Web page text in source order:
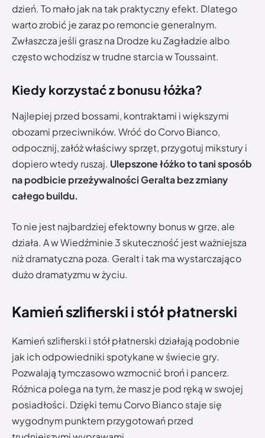
dzień. To mało jak na tak praktyczny efekt. Dlatego
warto zrobić je zaraz po remoncie generalnym.
Zwłaszcza jeśli grasz na Drodze ku Zagładzie albo
często wchodzisz w trudne starcia w Toussaint.
Kiedy korzystać z bonusu łóżka?
Najlepiej przed bossami, kontraktami i większymi
obozami przeciwników. Wróć do Corvo Bianco,
odpocznij, załóż właściwy sprzęt, przygotuj mikstury i
dopiero wtedy ruszaj. Ulepszone łóżko to tani sposób
na podbicie przeżywalności Geralta bez zmiany
całego buildu.
To nie jest najbardziej efektowny bonus w grze, ale
działa. A w Wiedźminie 3 skuteczność jest ważniejsza
niż dramatyczna poza. Geralt i tak ma wystarczająco
dużo dramatyzmu w życiu.
Kamień szlifierski i stół płatnerski
Kamień szlifierski i stół płatnerski działają podobnie
jak ich odpowiedniki spotykane w świecie gry.
Pozwalają tymczasowo wzmocnić broń i pancerz.
Różnica polega na tym, że masz je pod ręką w swojej
posiadłości. Dzięki temu Corvo Bianco staje się
wygodnym punktem przygotowań przed